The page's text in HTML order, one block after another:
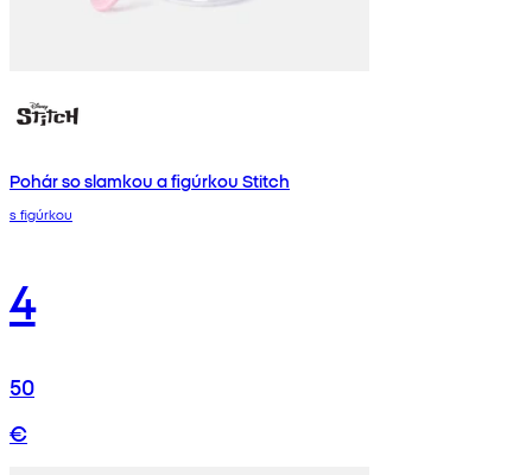
Pohár so slamkou a figúrkou Stitch
s figúrkou
4
50
€